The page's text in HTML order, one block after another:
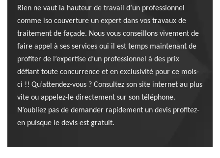
Rien ne vaut la hauteur de travail d’un professionnel
comme iso couverture un expert dans vos travaux de
traitement de façade. Nous vous conseillons vivement de
faire appel à ses services oui il est temps maintenant de
profiter de l’expertise d’un professionnel à des prix
défiant toute concurrence et en exclusivité pour ce mois-
ci !! Qu’attendez-vous ? Consultez son site internet au plus
vite ou appelez-le directement sur son téléphone.
N’oubliez pas de demander rapidement un devis profitez-
en puisque le devis est gratuit.